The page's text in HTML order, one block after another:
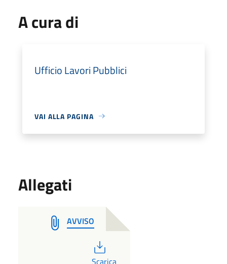
A cura di
Ufficio Lavori Pubblici
VAI ALLA PAGINA
Allegati
AVVISO
PDF
Scarica